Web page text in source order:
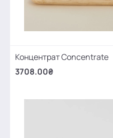
Концентрат Concentrate
3708.00₴